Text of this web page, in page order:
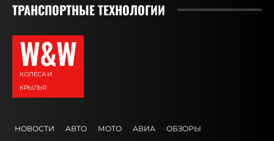
ТРАНСПОРТНЫЕ ТЕХНОЛОГИИ
W&W
КОЛЕСА И
КРЫЛЬЯ
НОВОСТИ АВТО МОТО АВИА ОБЗОРЫ